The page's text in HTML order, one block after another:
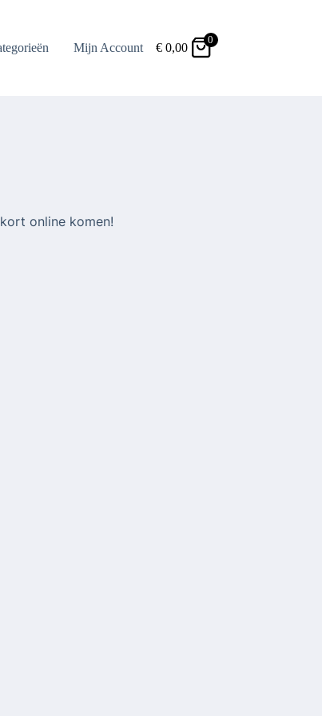
Mijn Account €0,00
0
online komen!